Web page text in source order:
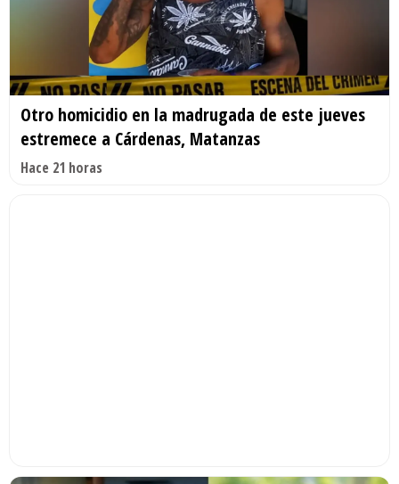
Otro homicidio en la madrugada de este jueves
estremece a Cárdenas, Matanzas
Hace 21 horas